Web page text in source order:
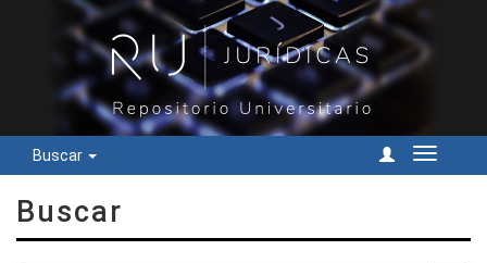
Buscar
Cambiar
Buscar